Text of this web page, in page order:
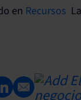
en Recursos